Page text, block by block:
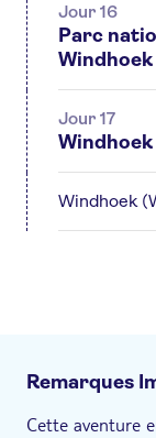
Jour 16
Parc
Jour 17
Windhoek
Windhoek
Remarques
Cette aventure